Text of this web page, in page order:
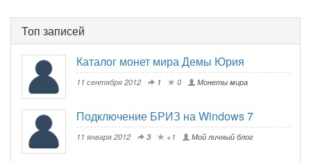
Топ записей
Каталог монет мира Демы Юрия
11 сентября 2012 1 0 Монеты мира
Подключение БРИЗ на Windows 7
11 января 2012 3 +1 Мой личный блог